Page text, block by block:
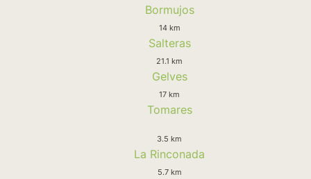
Bormujos
14 km
Salteras
21.1 km
Gelves
17 km
Tomares
3.5 km
La Rinconada
5.7 km